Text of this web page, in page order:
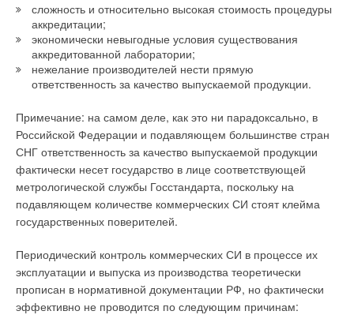
сложность и относительно высокая стоимость процедуры
аккредитации;
экономически невыгодные условия существования
аккредитованной лаборатории;
нежелание производителей нести прямую
ответственность за качество выпускаемой продукции.
Примечание: на самом деле, как это ни парадоксально, в
Российской Федерации и подавляющем большинстве стран
СНГ ответственность за качество выпускаемой продукции
фактически несет государство в лице соответствующей
метрологической службы Госстандарта, поскольку на
подавляющем количестве коммерческих СИ стоят клейма
государственных поверителей.
Периодический контроль коммерческих СИ в процессе их
эксплуатации и выпуска из производства теоретически
прописан в нормативной документации РФ, но фактически
эффективно не проводится по следующим причинам: